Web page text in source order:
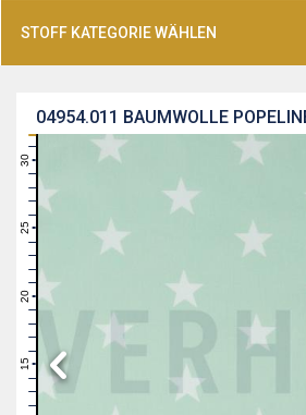
STOFF KATEGORIE WÄHLEN
BAUMWOLLE
04954.011
16
21
26
27
29